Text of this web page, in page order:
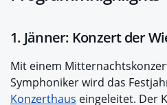
1. Jänner: Konzert der
Mit einem
Symphoniker wird das
Konzerthaus eingeleitet. Der